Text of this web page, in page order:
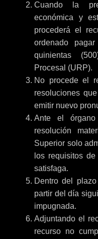
Cuando la
económica y
procederá el
ordenado
quinientas
Procesal (URP).
No procede el
resoluciones
emitir nuevo
Ante el
resolución
Superior solo
los requisitos
satisfaga.
Dentro del
partir del día
impugnada.
Adjuntando el
recurso no